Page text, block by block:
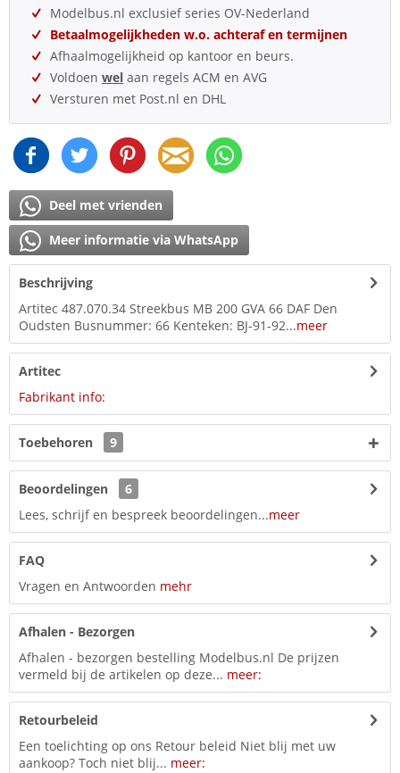
Modelbus.nl exclusief series OV-Nederland
Betaalmogelijkheden w.o. achteraf en termijnen
Afhaalmogelijkheid op kantoor en beurs.
Voldoen wel aan regels ACM en AVG
Versturen met Post.nl en DHL
Deel met vrienden
Meer informatie via WhatsApp
Beschrijving
Artitec 487.070.34 Streekbus MB 200 GVA 66 DAF Den
Oudsten Busnummer: 66 Kenteken: BJ-91-92...meer
Artitec
Fabrikant info:
Toebehoren 9
Beoordelingen
6
Lees, schrijf en bespreek beoordelingen...meer
FAQ
Vragen en Antwoorden mehr
Afhalen - Bezorgen
Afhalen - bezorgen bestelling Modelbus.nl De prijzen
vermeld bij de artikelen op deze... meer:
Retourbeleid
Een toelichting op ons Retour beleid Niet blij met uw
aankoop? Toch niet blij... meer: